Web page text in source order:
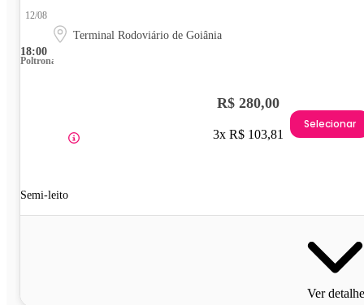
18:00
12/08
Terminal Rodoviário de Goiânia
Poltrona
Semi-leito
R$ 280,00
3x R$ 103,81
Selecionar
Ver